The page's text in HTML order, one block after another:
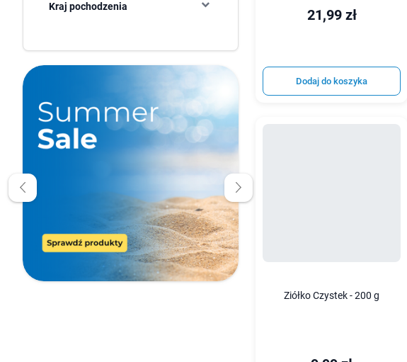
Kraj pochodzenia 21,99 zł
Dodaj do koszyka
Ziółko Czystek - 200 g